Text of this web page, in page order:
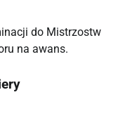
do Mistrzostw
na awans.